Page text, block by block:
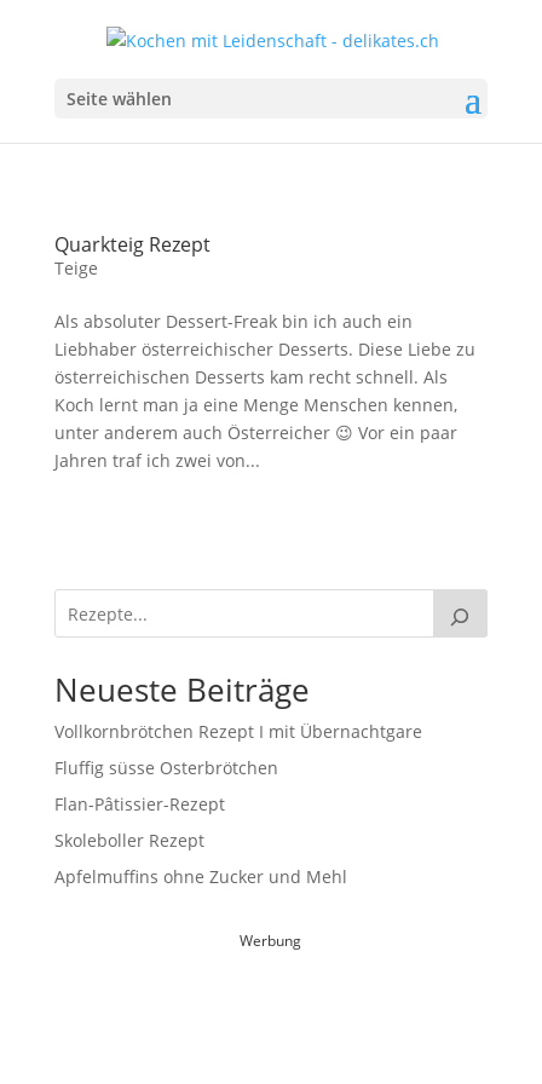
Seite wählen
Quarkteig Rezept
Teige
Als absoluter Dessert-Freak bin ich auch ein
Liebhaber österreichischer Desserts. Diese Liebe zu
österreichischen Desserts kam recht schnell. Als
Koch lernt man ja eine Menge Menschen kennen,
unter anderem auch Österreicher 😉 Vor ein paar
Jahren traf ich zwei von...
Neueste Beiträge
Vollkornbrötchen Rezept I mit Übernachtgare
Fluffig süsse Osterbrötchen
Flan-Pâtissier-Rezept
Skoleboller Rezept
Apfelmuffins ohne Zucker und Mehl
Werbung